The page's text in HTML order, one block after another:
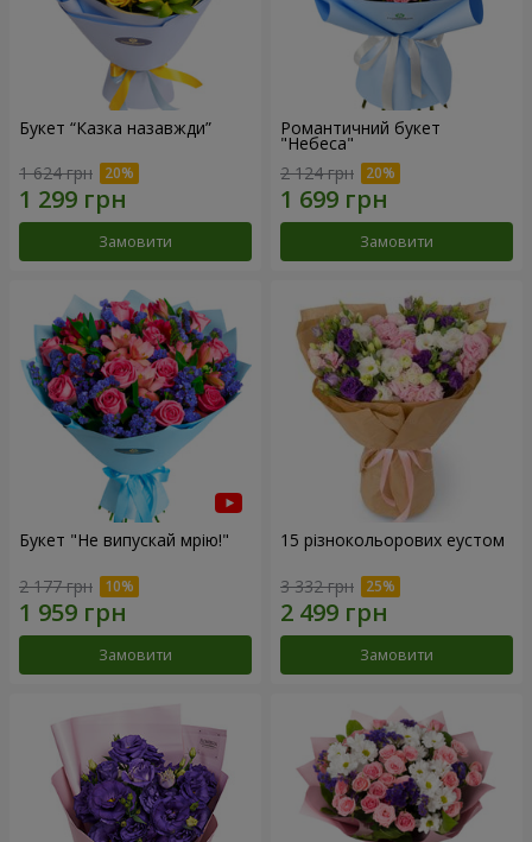
Букет “Казка назавжди”
1 624 грн
Замовити
Романтичний букет
"Небеса"
2 124 грн
Замовити
Букет "Не випускай мрію!"
2 177 грн
Замовити
15 різнокольорових еустом
3 332 грн
Замовити